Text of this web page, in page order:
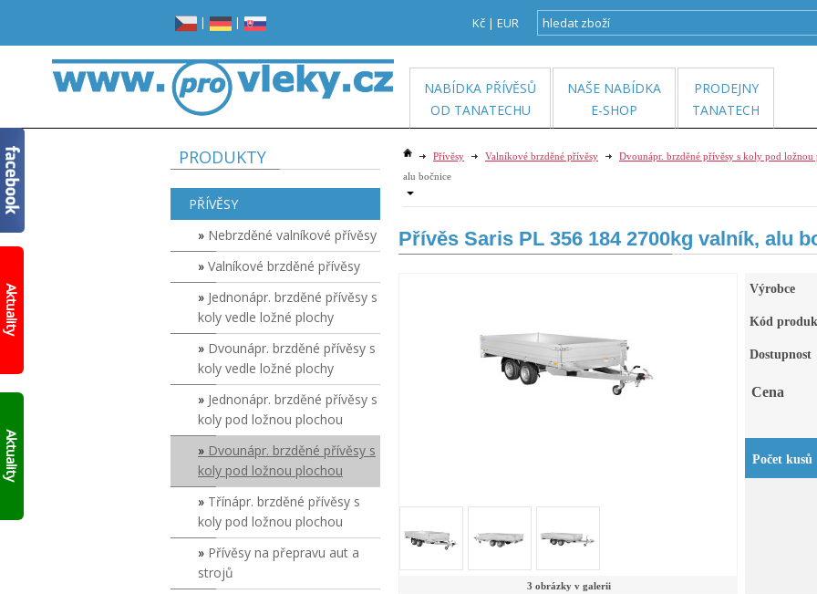
PRODUKTY
PŘÍVĚSY
Nebrzděné valníkové přívěsy
Valníkové brzděné přívěsy
Jednonápr. brzděné přívěsy s
koly vedle ložné plochy
Dvounápr. brzděné přívěsy s
koly vedle ložné plochy
Jednonápr. brzděné přívěsy s
koly pod ložnou plochou
Dvounápr. brzděné přívěsy s
koly pod ložnou plochou
Třínápr. brzděné přívěsy s
koly pod ložnou plochou
Přívěsy na přepravu aut a
strojů
Přívěsy Valníkové brzděné přívěsy Dvounápr. brzděné přívěsy s koly pod ložnou
alu bočnice
Přívěs Saris PL 356 184 2700kg valník, alu
3 obrázky v galerii
Výrobce
Kód
Dostupnost
Cena
Počet kusů
Kč | EUR
| |
NABÍDKA PŘÍVĚSŮ
OD TANATECHU
NAŠE NABÍDKA
E-SHOP
PRODEJNY
TANATECH
místo
v
garáži?
Opravdu
Prohlédněte
francouzský
přívěs
Click
Up!
Aktuality
10%
SLEVY
NA
SKLADOVÉ
V
Aktuality